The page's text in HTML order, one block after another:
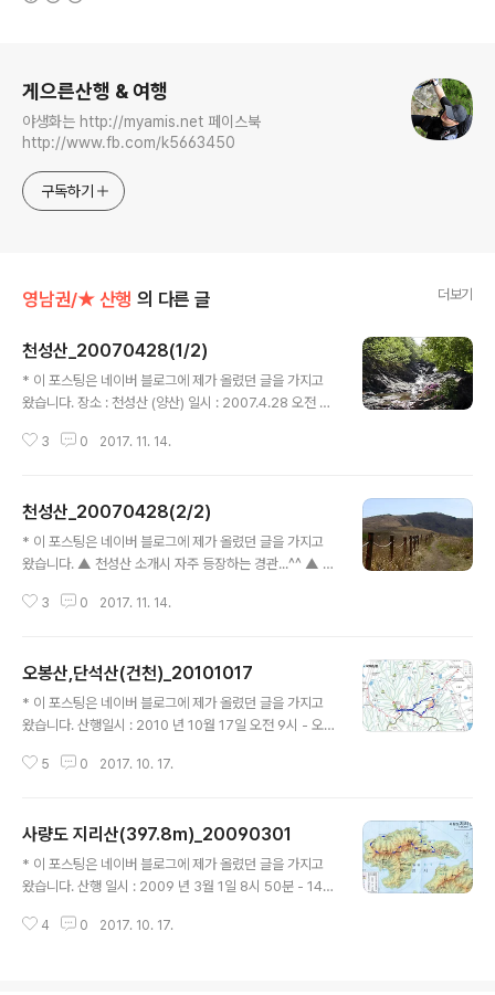
게으른산행 & 여행
야생화는 http://myamis.net 페이스북
http://www.fb.com/k5663450
구독하기
영남권/★ 산행 의 다른 글 더보기
천성산_20070428(1/2)
* 이 포스팅은 네이버 블로그에 제가 올렸던 글을 가지고
왔습니다. 장소 : 천성산 (양산) 일시 : 2007.4.28 오전 0
간 10분 ▲ 용주사를 지나 본격적인 산행이 시작되는 지점
에는 계곡을 계속 끼고 오리기 때문에 시원한 계곡모습을
종종 볼수 있다. ▲ 돌탑을 만들기에 좋은 돌들이 많은지
군락을 이루고 있다... ▲ 계곡을 끼고 오르는 등산로가 끝
내려갔다가 사진을 중앙 부근으로 올라간다...여기까지 이
3 0 2017. 11. 14.
천성산_20070428(2/2)
* 이 포스팅은 네이버 블로그에 제가 올렸던 글을 가지고
왔습니다. ▲ 천성산 소개시 자주 등장하는 경관...^^ ▲ 문
^;; 멀리 몇몇의 산님들이 휴식을 취하고 있다... ▲ 천성산
옆의 조그만 소길을 따라 오를 예정... ▲ 원득봉에서 바라
본 천성산...제 1봉 ▲ 앞의 능선 뒤쪽이 '대운산' ▲ 도마뱀
을 찾아보삼~ ... 나무도 잘 타더만... 등산로 곳곳에서 발견
서...점심을... 메뉴는 방웅토마토, 김밥, 컵라면 ^^ + 캔맥
3 0 2017. 11. 14.
오봉산,단석산(건천)_20101017
* 이 포스팅은 네이버 블로그에 제가 올렸던 글을 가지고
왔습니다. 산행일시 : 2010 년 10월 17일 오전 9시 - 오후
주맑음.... 산 행 지 : 오봉산(633m) 산행코스 : 유학사 주
회귀) 산행인원 : 영희님, 별난마녀민, 카첸다 ▲ 오봉산 산
행지도 입니다. ▲ 여근곡 전망대(박물관)에서 바라본 여근
곡 입니다. (우측사진 여근곡 박물관 출처) ▲ 여근곡 초입
에 옥문지 표지를 따라 오릅니다. ▲ 오봉산 (685m) 정상
5 0 2017. 10. 17.
사량도 지리산(397.8m)_20090301
* 이 포스팅은 네이버 블로그에 제가 올렸던 글을 가지고
왔습니다. 산행 일시 : 2009 년 3월 1일 8시 50분 - 14시
산 행 지 : 사량도 지리산 (398m) 산행 코스 : 술미마을 입
4 0 2017. 10. 17.